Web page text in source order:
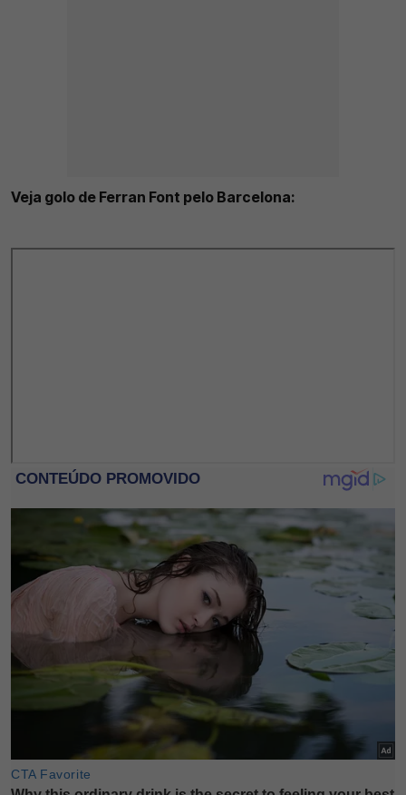
Veja golo de Ferran Font pelo Barcelona: